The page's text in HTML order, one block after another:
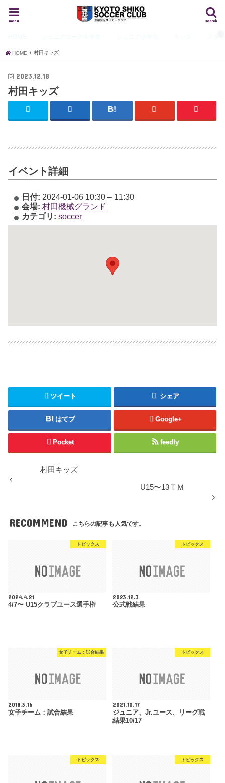
search
menu
HOME 村田キッズ
2023.12.18
村田キッズ
イベント詳細
日付: 2024-01-06 10:30– 11:30
会場: 村田機械グランド
カテゴリ: soccer
ツイート シェア
はてブ Google+
Pocket feedly
村田キッズ
U15〜13ＴＭ
RECOMMEND こちらの記事も人気です。
トピックス
2024.4.21
4/7〜 U15クラブユース選手権
トピックス
2023.12.3
公式戦結果
女子チーム：試合結果
2018.3.16
女子チーム：試合結果
トピックス
2021.10.17
ジュニア、Jr.ユース、リーグ戦
結果10/17
トピックス トピックス